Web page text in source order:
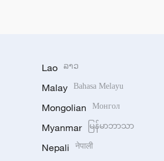
Lao ລາວ
Malay Bahasa Melayu
Mongolian Монгол
Myanmar မြန်မာဘာသာ
Nepali नेपाली